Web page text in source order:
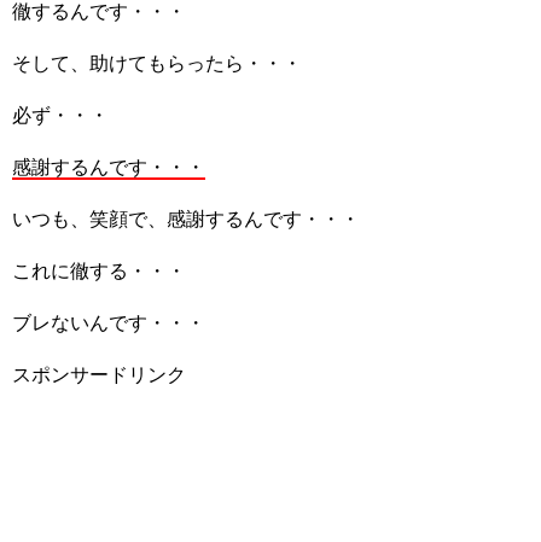
徹するんです・・・
そして、助けてもらったら・・・
必ず・・・
感謝するんです・・・
いつも、笑顔で、感謝するんです・・・
これに徹する・・・
ブレないんです・・・
スポンサードリンク